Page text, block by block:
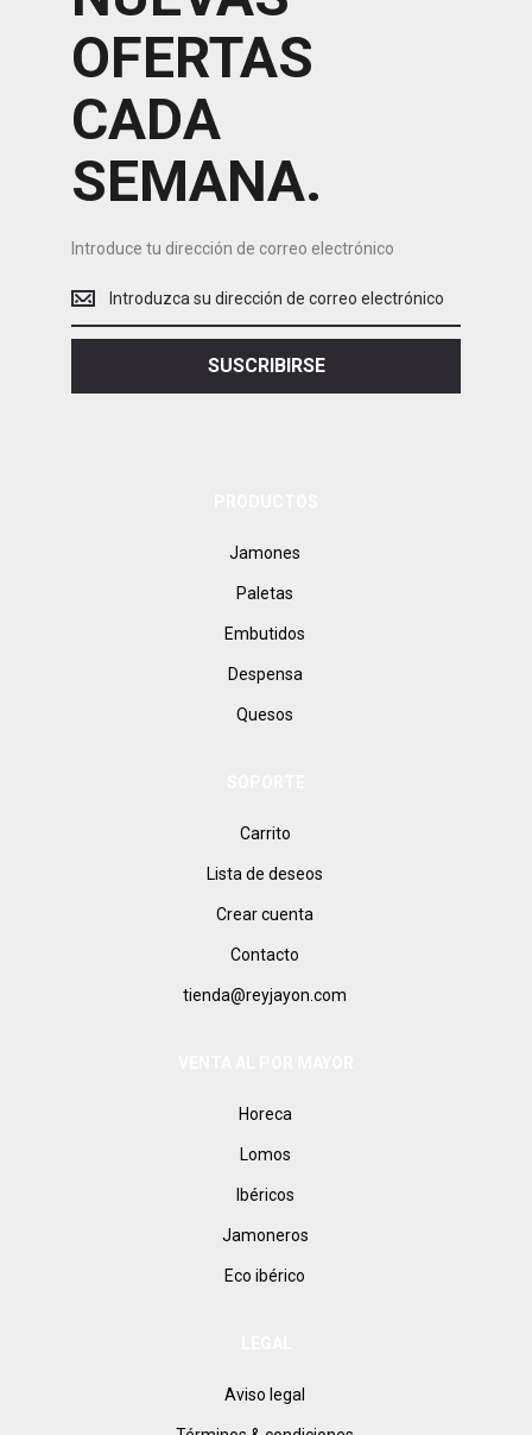
OFERTAS
CADA
SEMANA.
Introduce tu dirección de correo electrónico
tu
dirección
SUSCRIBIRSE
Jamones
Paletas
Embutidos
Despensa
Quesos
Carrito
Lista de deseos
Crear cuenta
Contacto
tienda@reyjayon.com
Horeca
Lomos
Ibéricos
Jamoneros
Eco ibérico
Aviso legal